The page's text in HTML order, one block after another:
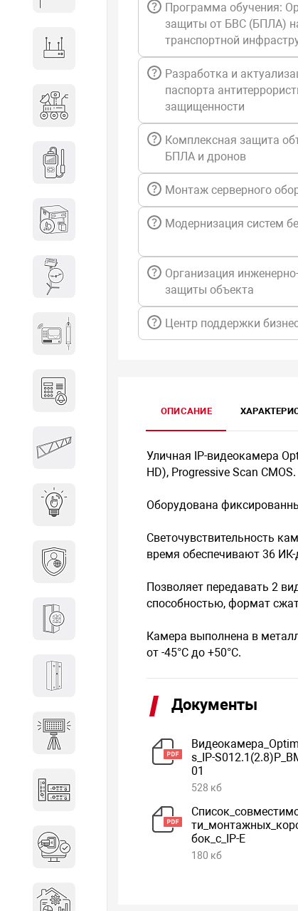
Сетевое оборудование
Антитеррористическое
Дозиметрическое
оборудование
Атомно-эмиссионные
спектрометры
Весы и весовое оборудование
Гидроакустическое
оборудование
металлоконструкции
Интерактивные решения
Информационная
Промышленное оборудование
Система контроля управления
Программа обучения:
защиты от БВС (БПЛА)
транспортной
Разработка и
паспорта
защищенности
Комплексная защита
БПЛА и дронов
Монтаж серверного
Модернизация систем
Организация
защиты объекта
Центр поддержки
ОПИСАНИЕ
Уличная IP-видеокамера
HD), Progressive Scan CMOS.
Оборудована
Светочувствительность
время обеспечивают 36
Позволяет передавать 2
способностью, формат
Камера выполнена в
от -45°С до +50°С.
Документы
s_IP-
01
528 кб
бок_c_IP-E
180 кб